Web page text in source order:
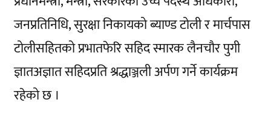
जनप्रतिनिधि, सुरक्षा निकायको ब्याण्ड टोली र मार्चपास
टोलीसहितको प्रभातफेरि सहिद स्मारक लैनचौर पुगी
ज्ञातअज्ञात सहिदप्रति श्रद्धाञ्जली अर्पण गर्ने कार्यक्रम
रहेको छ ।